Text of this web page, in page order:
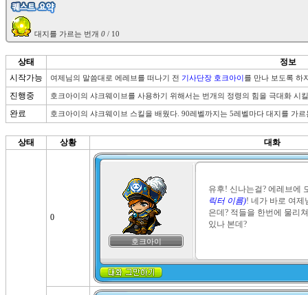
대지를 가르는 번개 0
상태
정보
시작가능
여제님의 말씀대로 에레브를 떠나기 전 기사단장 호크아이를 만나 보도록 하
진행중 호크아이의 샤크웨이브를 사용하기 위해서는 번개의 정령의 힘을 극대화 시
완료 호크아이의 샤크웨이브 스킬을 배웠다. 90레벨까지는 5레벨마다 대지를 가
상태 상황 대화
0
호크아이
유후! 신나는걸? 에레브에
릭터 이름)! 네가 바로 여제
은데? 적들을 한번에 물리
있나 본데?